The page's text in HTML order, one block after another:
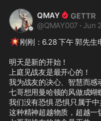
QMAY
@QMAY007 · Jun
💥刚刚：6.28 下午 郭先生
明天是新的开始！
上庭见战友是最开心的！
我为战友的决心、智慧而感
七哥想用曼哈顿的风做成蝴
我们没有恐惧 恐惧只属于
这种精神超越物质，超越一